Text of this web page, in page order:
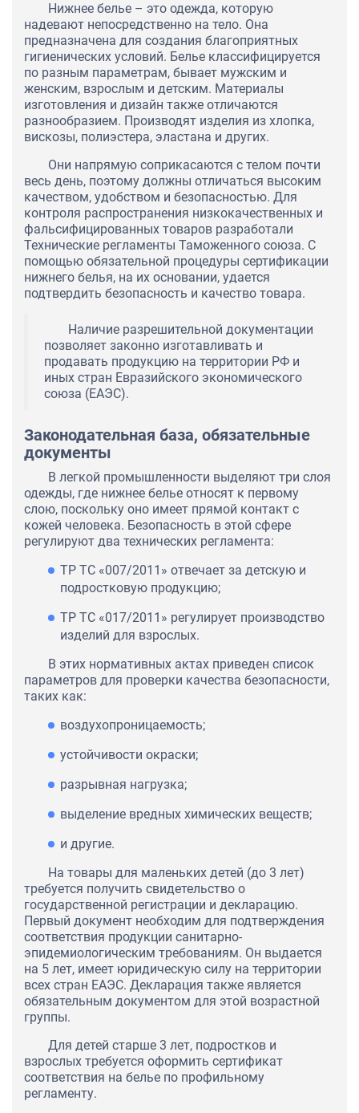
Нижнее белье – это одежда, которую
надевают непосредственно на тело. Она
предназначена для создания благоприятных
гигиенических условий. Белье классифицируется
по разным параметрам, бывает мужским и
женским, взрослым и детским. Материалы
изготовления и дизайн также отличаются
разнообразием. Производят изделия из хлопка,
вискозы, полиэстера, эластана и других.
Они напрямую соприкасаются с телом почти
весь день, поэтому должны отличаться высоким
качеством, удобством и безопасностью. Для
контроля распространения низкокачественных и
фальсифицированных товаров разработали
Технические регламенты Таможенного союза. С
помощью обязательной процедуры сертификации
нижнего белья, на их основании, удается
подтвердить безопасность и качество товара.
Наличие разрешительной документации
позволяет законно изготавливать и
продавать продукцию на территории РФ и
иных стран Евразийского экономического
союза (ЕАЭС).
Законодательная база, обязательные
документы
В легкой промышленности выделяют три слоя
одежды, где нижнее белье относят к первому
слою, поскольку оно имеет прямой контакт с
кожей человека. Безопасность в этой сфере
регулируют два технических регламента:
ТР ТС «007/2011» отвечает за детскую и
подростковую продукцию;
ТР ТС «017/2011» регулирует производство
изделий для взрослых.
В этих нормативных актах приведен список
параметров для проверки качества безопасности,
таких как:
воздухопроницаемость;
устойчивости окраски;
разрывная нагрузка;
выделение вредных химических веществ;
и другие.
На товары для маленьких детей (до 3 лет)
требуется получить свидетельство о
государственной регистрации и декларацию.
Первый документ необходим для подтверждения
соответствия продукции санитарно-
эпидемиологическим требованиям. Он выдается
на 5 лет, имеет юридическую силу на территории
всех стран ЕАЭС. Декларация также является
обязательным документом для этой возрастной
группы.
Для детей старше 3 лет, подростков и
взрослых требуется оформить сертификат
соответствия на белье по профильному
регламенту.